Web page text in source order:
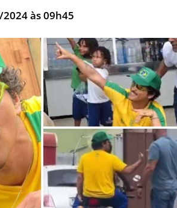
às 09h45